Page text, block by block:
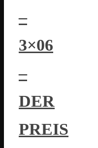
–
3×06
–
DER
PREIS